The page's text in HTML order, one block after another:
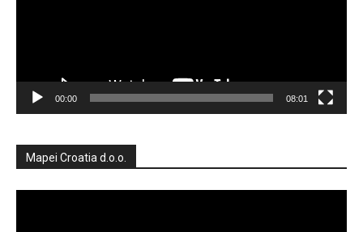
00:00 08:01
Mapei Croatia d.o.o.